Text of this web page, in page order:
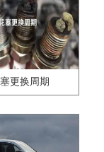
更换周期